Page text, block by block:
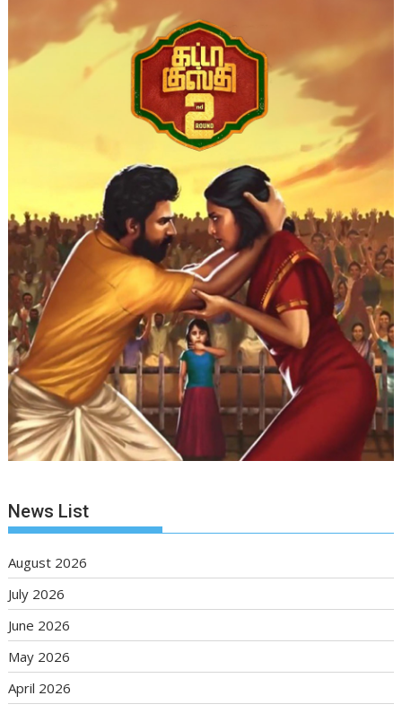
News List
August 2026
July 2026
June 2026
May 2026
April 2026